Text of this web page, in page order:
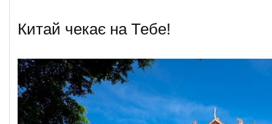
Китай чекає на Тебе!